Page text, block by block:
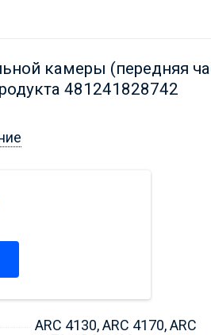
камеры (передняя
481241828742
ARC 4130, ARC 4170, ARC